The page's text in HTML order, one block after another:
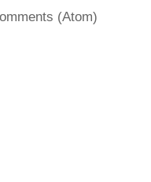
(Atom)